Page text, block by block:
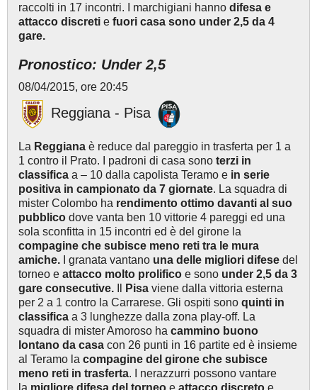
raccolti in 17 incontri. I marchigiani hanno difesa e
attacco discreti e fuori casa sono under 2,5 da 4
gare.
Pronostico: Under 2,5
08/04/2015, ore 20:45
Reggiana - Pisa
La Reggiana è reduce dal pareggio in trasferta per 1 a
1 contro il Prato. I padroni di casa sono terzi in
classifica a – 10 dalla capolista Teramo e in serie
positiva in campionato da 7 giornate. La squadra di
mister Colombo ha rendimento ottimo davanti al suo
pubblico dove vanta ben 10 vittorie 4 pareggi ed una
sola sconfitta in 15 incontri ed è del girone la
compagine che subisce meno reti tra le mura
amiche. I granata vantano una delle migliori difese del
torneo e attacco molto prolifico e sono under 2,5 da 3
gare consecutive.
Pisa viene dalla vittoria esterna
per 2 a 1 contro la Carrarese. Gli ospiti sono quinti in
classifica a 3 lunghezze dalla zona play-off. La
squadra di mister Amoroso ha cammino buono
lontano da casa con 26 punti in 16 partite ed è insieme
al Teramo la compagine del girone che subisce
meno reti in trasferta. I nerazzurri possono vantare
la migliore difesa del torneo e attacco discreto e